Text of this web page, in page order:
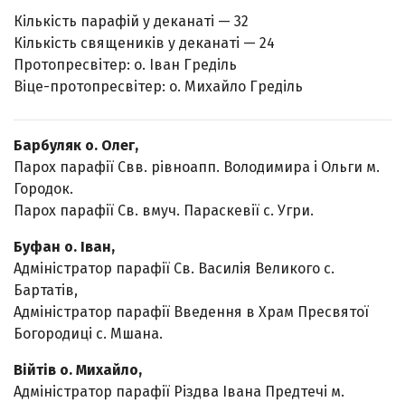
Кількість парафій у деканаті — 32
Кількість священиків у деканаті — 24
Протопресвітер: о. Іван Греділь
Віце-протопресвітер: о. Михайло Греділь
Барбуляк о. Олег,
Парох парафії Свв. рівноапп. Володимира і Ольги м.
Городок.
Парох парафії Св. вмуч. Параскевії с. Угри.
Буфан о. Іван,
Адміністратор парафії Св. Василія Великого с.
Бартатів,
Адміністратор парафії Введення в Храм Пресвятої
Богородиці с. Мшана.
Війтів о. Михайло,
Адміністратор парафії Різдва Івана Предтечі м.